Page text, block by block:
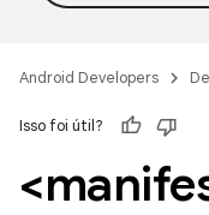
Android Developers
Isso foi útil?